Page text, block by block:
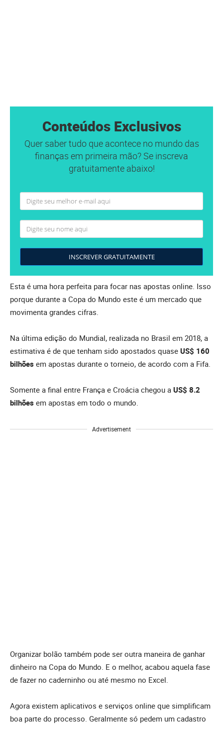
Conteúdos Exclusivos
Quer saber tudo que acontece no mundo das
finanças em primeira mão? Se inscreva
gratuitamente abaixo!
INSCREVER GRATUITAMENTE
Esta é uma hora perfeita para focar nas apostas online. Isso
porque durante a Copa do Mundo este é um mercado que
movimenta grandes cifras.
Na última edição do Mundial, realizada no Brasil em 2018, a
estimativa é de que tenham sido apostados quase US$ 160
bilhões em apostas durante o torneio, de acordo com a Fifa.
Somente a final entre França e Croácia chegou a US$ 8.2
bilhões em apostas em todo o mundo.
Advertisement
Organizar bolão também pode ser outra maneira de ganhar
dinheiro na Copa do Mundo. E o melhor, acabou aquela fase
de fazer no caderninho ou até mesmo no Excel.
Agora existem aplicativos e serviços online que simplificam
boa parte do processo. Geralmente só pedem um cadastro